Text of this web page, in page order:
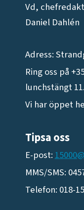
Vd,
Daniel Dahlén
Adress:
Ring oss på
lunchstängt
Vi har öppet
Tipsa oss
E-post:
MMS/SMS:
Telefon: 018-